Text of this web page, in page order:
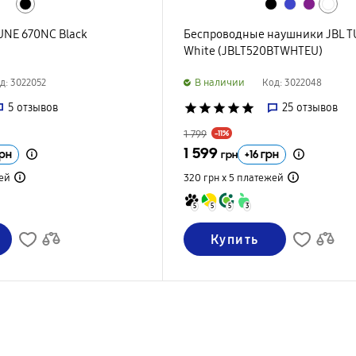
670NC Black
3022052
5 отзывов
Беспроводные наушники JBL
White (JBLT520BTWHTEU)
B наличии Код: 3022048
star star star star star 25 отзывов
1 799 -11%
1 599 грн +16грн
320 грн х 5 платежей
5 5 5 3
Купить